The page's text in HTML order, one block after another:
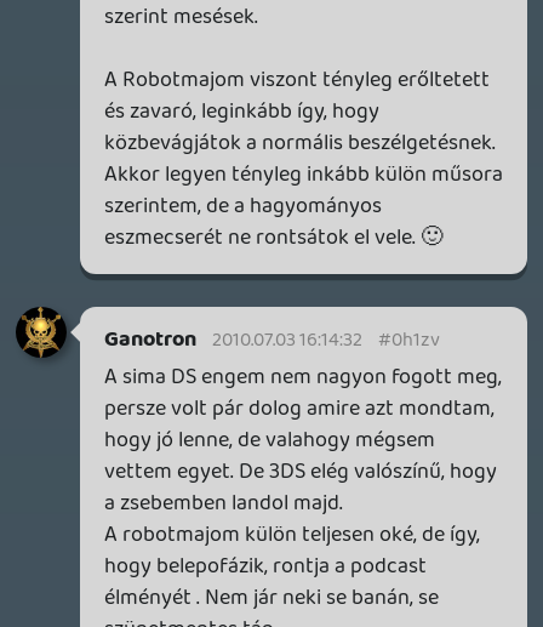
Necroman Mk2 2010.07.02 21:42:52
liquid 2010.07.03 10:35:31 #0h1zq
Őőőő... milyenek azok az érdekfeszítő és
értékes kattintások?
Továbbra is: a majmot (ahogy lent is
látható) utálják és szeretik, megkapja a
maga külön műsorát, osztán ott lehet
szeretni meg utálni tovább. Én nagyon
nem kekeckednék vele, mocskos egy dög.
2010.07.03 10:22:08 #0h1zp
És azon is gondolkodtatok esetleg hogy
hosszútávon is tud érdekfeszítő, és
értékes kattintásokat hozni, vagy csak
egyszeri fellángolásról volt szó...
liquid 2010.07.02 18:08:50
Joe Kidd 2010.07.03 07:44:28 #0h1zo
A 3DS sikerre van ítélve .